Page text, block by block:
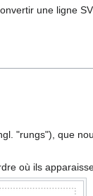
une ligne
"rungs"), que
où ils